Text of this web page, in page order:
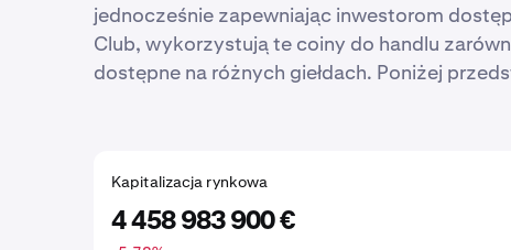
jednocześnie zapewniając inwestorom
Club, wykorzystują te coiny do handlu
dostępne na różnych giełdach. Poniżej
Kapitalizacja rynkowa
4 458 983 900 €